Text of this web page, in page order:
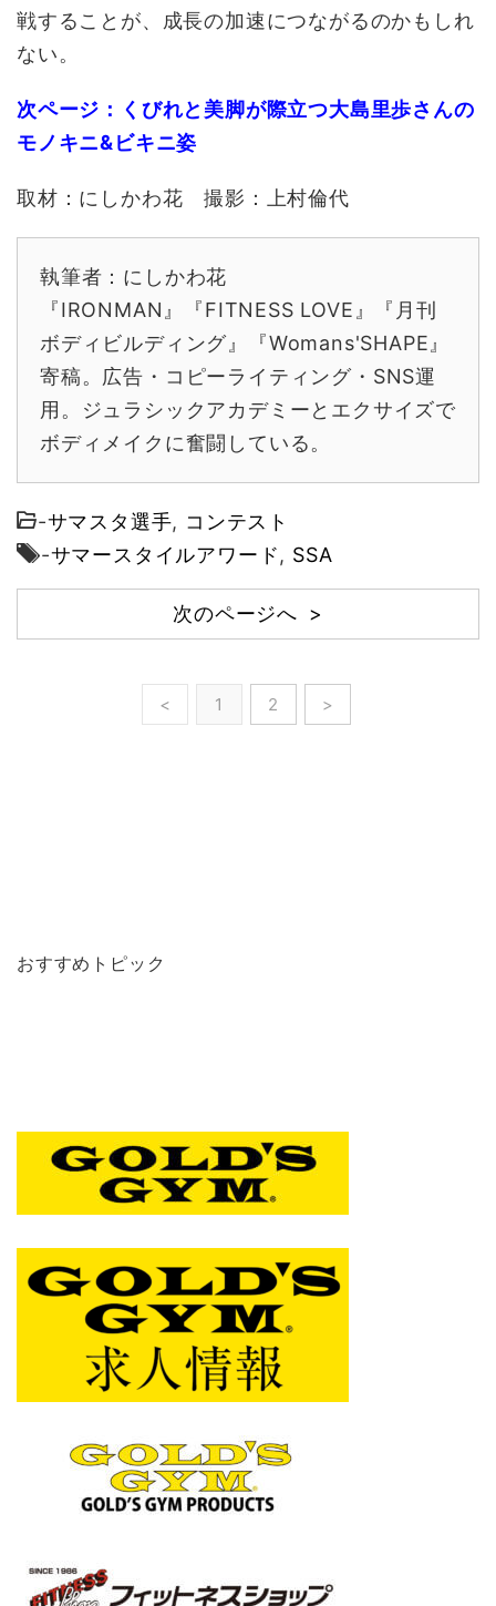
戦することが、成長の加速につながるのかもしれ
ない。
次ページ：くびれと美脚が際立つ大島里歩さんの
モノキニ&ビキニ姿
取材：にしかわ花 撮影：上村倫代
執筆者：にしかわ花
『IRONMAN』『FITNESS LOVE』『月刊
ボディビルディング』『Womans'SHAPE』
寄稿。広告・コピーライティング・SNS運
用。ジュラシックアカデミーとエクサイズで
ボディメイクに奮闘している。
-サマスタ選手, コンテスト
-サマースタイルアワード, SSA
次のページへ >
< 1 2 >
おすすめトピック